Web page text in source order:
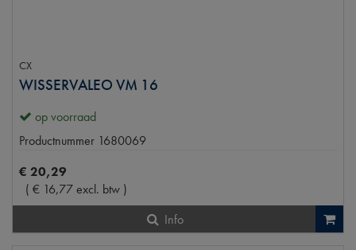
CX
WISSERVALEO VM 16
op voorraad
Productnummer 1680069
€ 20,29
( € 16,77excl. btw )
Info